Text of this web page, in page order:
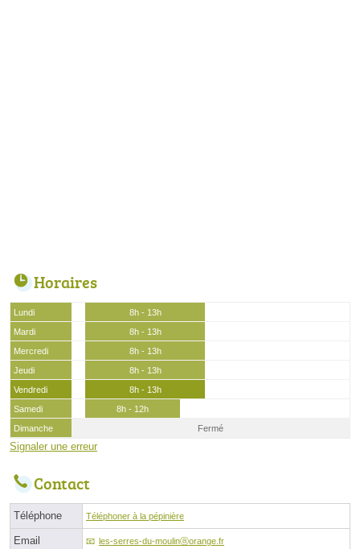
Horaires
Lundi
8h - 13h
Mardi
8h - 13h
Mercredi
8h - 13h
Jeudi
8h - 13h
Vendredi
8h - 13h
Samedi
8h - 12h
Dimanche
Fermé
Signaler une erreur
Contact
Téléphone Téléphoner à la pépinière
Email les-serres-du-moulinⓐorange.fr